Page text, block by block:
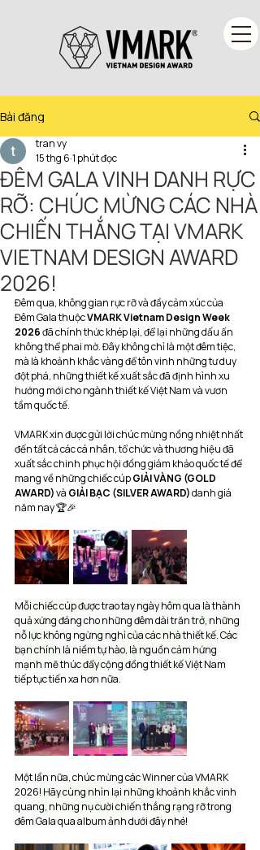
Bài đăng
ĐÊM GALA VINH DANH RỰC
RỠ: CHÚC MỪNG CÁC NHÀ
CHIẾN THẮNG TẠI VMARK
VIETNAM DESIGN AWARD
2026!
tran vy
15 thg 6 1 phút đọc
Đêm qua, không gian rực rỡ và đầy cảm xúc của
Đêm Gala thuộc VMARK Vietnam Design Week
2026 đã chính thức khép lại, để lại những dấu ấn
không thể phai mờ. Đây không chỉ là một đêm tiệc,
mà là khoảnh khắc vàng để tôn vinh những tư duy
đột phá, những thiết kế xuất sắc đã định hình xu
hướng mới cho ngành thiết kế Việt Nam và vươn
tầm quốc tế.
VMARK xin được gửi lời chúc mừng nồng nhiệt nhất
đến tất cả các cá nhân, tổ chức và thương hiệu đã
xuất sắc chinh phục hội đồng giám khảo quốc tế để
mang về những chiếc cúp GIẢI VÀNG (GOLD
AWARD) và GIẢI BẠC (SILVER AWARD) danh giá
năm nay 🏆🎉
Mỗi chiếc cúp được trao tay ngày hôm qua là thành
quả xứng đáng cho những đêm dài trăn trở, những
nỗ lực không ngừng nghỉ của các nhà thiết kế. Các
bạn chính là niềm tự hào, là nguồn cảm hứng
mạnh mẽ thúc đẩy cộng đồng thiết kế Việt Nam
tiếp tục tiến xa hơn nữa.
Một lần nữa, chúc mừng các Winner của VMARK
2026! Hãy cùng nhìn lại những khoảnh khắc vinh
quang, những nụ cười chiến thắng rạng rỡ trong
đêm Gala qua album ảnh dưới đây nhé!